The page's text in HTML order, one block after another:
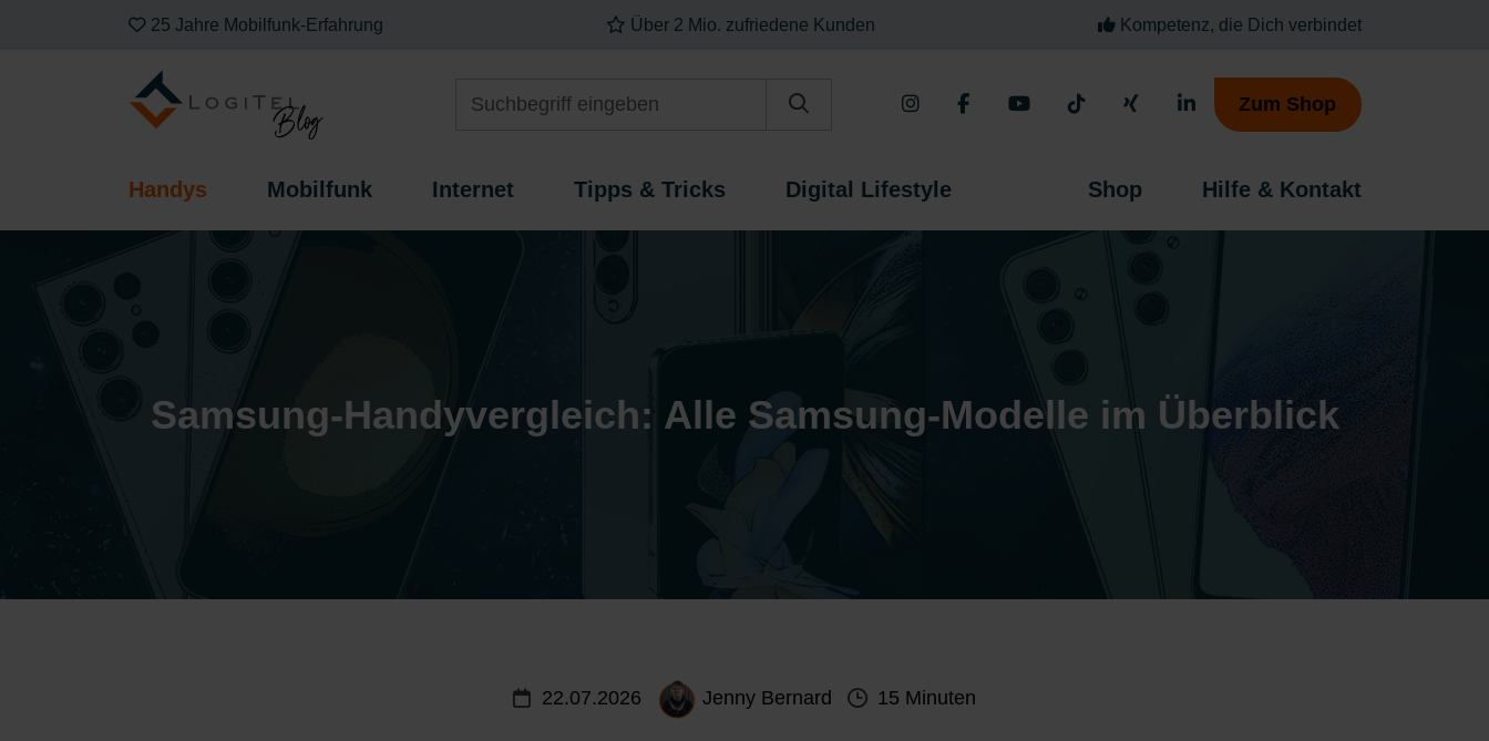
25 Jahre Mobilfunk-Erfahrung Über 2 Mio. zufriedene Kunden Kompetenz, die Dich verbindet
Website durchsuchen Zum Shop
Handys Mobilfunk Internet Tipps & Tricks Digital Lifestyle Shop Hilfe & Kontakt
Samsung-Handyvergleich: Alle Samsung-Modelle im Überblick
22.07.2026 Jenny Bernard 15 Minuten